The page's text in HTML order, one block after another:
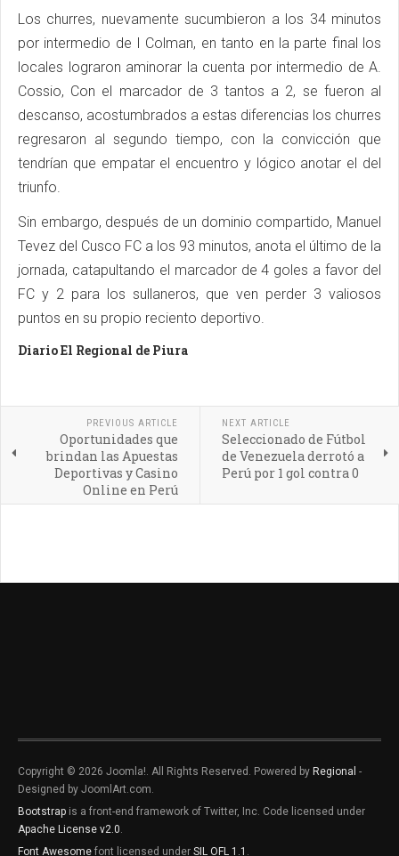
Los churres, nuevamente sucumbieron a los 34 minutos
por intermedio de I Colman, en tanto en la parte final los
locales lograron aminorar la cuenta por intermedio de A.
Cossio, Con el marcador de 3 tantos a 2, se fueron al
descanso, acostumbrados a estas diferencias los churres
regresaron al segundo tiempo, con la convicción que
tendrían que empatar el encuentro y lógico anotar el del
triunfo.
Sin embargo, después de un dominio compartido, Manuel
Tevez del Cusco FC a los 93 minutos, anota el último de la
jornada, catapultando el marcador de 4 goles a favor del
FC y 2 para los sullaneros, que ven perder 3 valiosos
puntos en su propio reciento deportivo.
Diario El Regional de Piura
PREVIOUS ARTICLE
Oportunidades que
brindan las Apuestas
Deportivas y Casino
Online en Perú
NEXT ARTICLE
Seleccionado de Fútbol
de Venezuela derrotó a
Perú por 1 gol contra 0
Copyright © 2026 Joomla!. All Rights Reserved. Powered by Regional -
Designed by JoomlArt.com.
Bootstrap is a front-end framework of Twitter, Inc. Code licensed under
Apache License v2.0
Font Awesome font licensed under SIL OFL 1.1